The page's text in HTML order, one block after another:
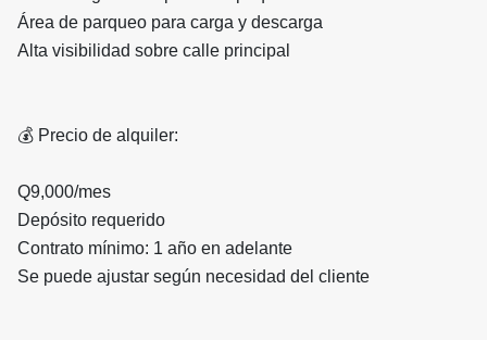
Área de parqueo para carga y descarga
Alta visibilidad sobre calle principal
💰 Precio de alquiler:
Q9,000/mes
Depósito requerido
Contrato mínimo: 1 año en adelante
Se puede ajustar según necesidad del cliente